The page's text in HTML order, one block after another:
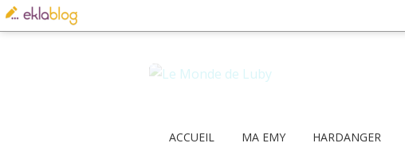
ACCUEIL MA EMY HARDANGER